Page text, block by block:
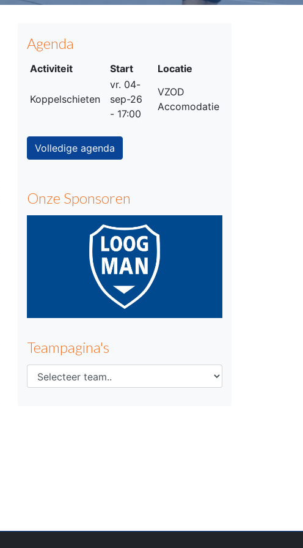
Agenda
Activiteit Start Locatie
Koppelschieten
vr. 04-
sep-26
- 17:00
VZOD
Accomodatie
Volledige agenda
Onze Sponsoren
Teampagina's